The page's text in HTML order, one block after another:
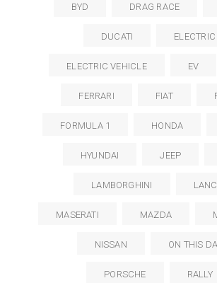
BYD DRAG RACE
DUCATI ELECTRIC
ELECTRIC VEHICLE EV
FERRARI FIAT
FORMULA 1 HONDA
HYUNDAI JEEP
LAMBORGHINI
MASERATI MAZDA
NISSAN ON THIS
PORSCHE RALLY